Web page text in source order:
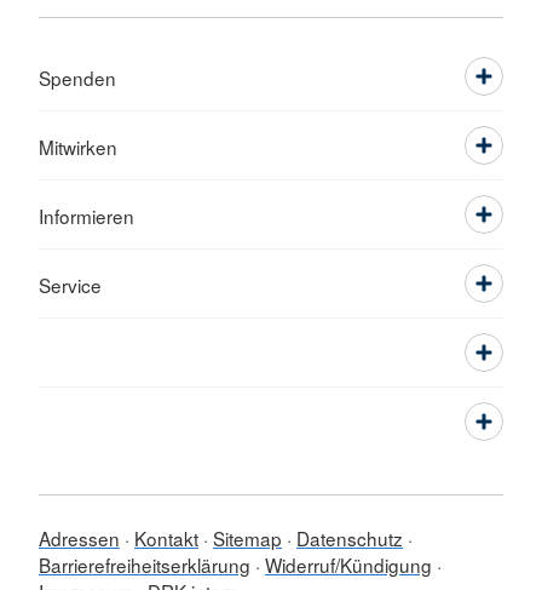
Spenden
Mitwirken
Informieren
Service
Adressen Kontakt Sitemap
Datenschutz
Barrierefreiheitserklärung Widerruf/Kündigung